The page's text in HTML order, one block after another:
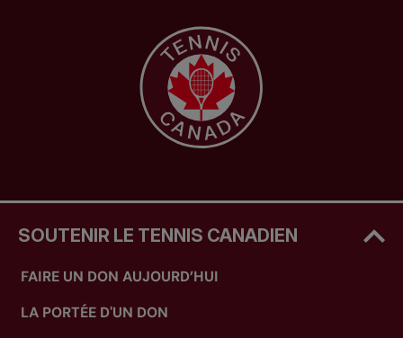
SOUTENIR LE TENNIS CANADIEN
FAIRE UN DON AUJOURD’HUI
LA PORTÉE D'UN DON